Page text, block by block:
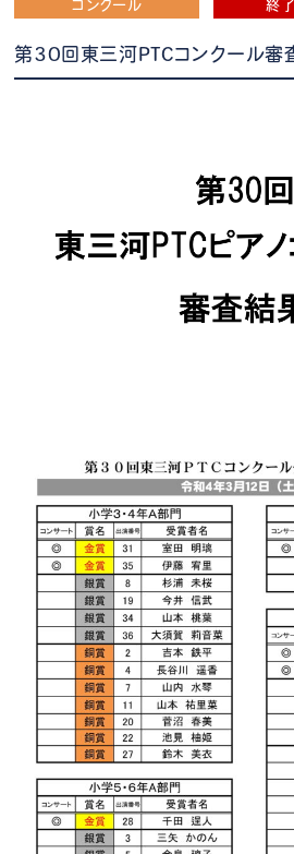
コンクール 終
第30回東三河PTCコンクール審